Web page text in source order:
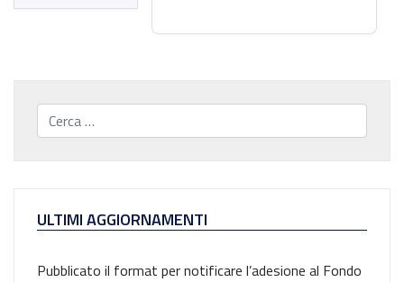
Cerca...
ULTIMI AGGIORNAMENTI
Pubblicato il format per notificare l’adesione al Fondo